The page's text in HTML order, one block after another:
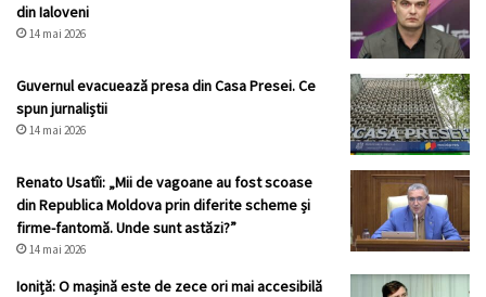
din Ialoveni
14 mai 2026
Guvernul evacuează presa din Casa Presei. Ce
spun jurnaliștii
14 mai 2026
Renato Usatîi: „Mii de vagoane au fost scoase
din Republica Moldova prin diferite scheme și
firme-fantomă. Unde sunt astăzi?”
14 mai 2026
Ioniță: O mașină este de zece ori mai accesibilă